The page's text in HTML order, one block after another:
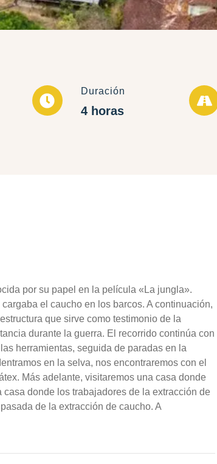
Duración
4 horas
por su papel en la película «La jungla».
el caucho en los barcos. A continuación,
que sirve como testimonio de la
durante la guerra. El recorrido continúa con
herramientas, seguida de paradas en la
en la selva, nos encontraremos con el
Más adelante, visitaremos una casa donde
donde los trabajadores de la extracción de
de la extracción de caucho. A